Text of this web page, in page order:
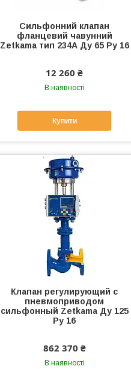
Сильфонний клапан
фланцевий чавунний
Zetkama тип 234А Ду 65 Ру 16
12 260 ₴
В наявності
Купити
Клапан регулирующий с
пневмоприводом
сильфонный Zetkama Ду 125
Ру 16
862 370 ₴
В наявності